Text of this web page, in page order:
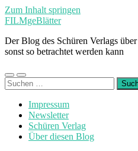
Zum Inhalt springen
FILMgeBlätter
Der Blog des Schüren Verlags
sonst so betrachtet werden kann
Mobile-
Menü
Suchfeld
ein-/ausblenden
Suchen
nach:
Impressum
Newsletter
Schüren Verlag
Über diesen Blog